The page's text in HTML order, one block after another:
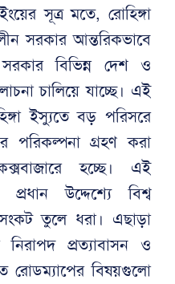
সূত্র মতে, রোহিঙ্গা
সরকার আন্তরিকভাবে
বিভিন্ন দেশ ও
চালিয়ে যাচ্ছে। এই
ইস্যুতে বড় পরিসরে
পরিকল্পনা গ্রহণ করা
হচ্ছে। এই
উদ্দেশ্যে বিশ্ব
সংকট তুলে ধরা। এছাড়া
নিরাপদ প্রত্যাবাসন ও
রোডম্যাপের বিষয়গুলো